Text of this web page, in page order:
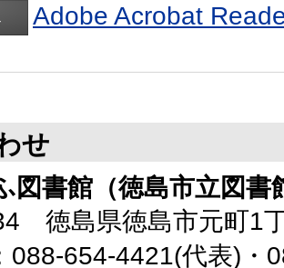
Adobe Acrobat
せ
図書館（徳島市立図書
徳島県徳島市元町1
088-654-4421(代表)・